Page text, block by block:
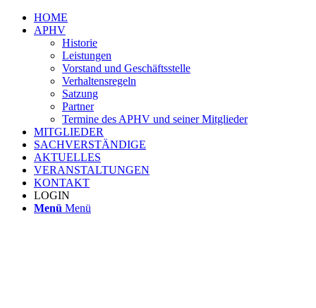
HOME
APHV
Historie
Leistungen
Vorstand und Geschäftsstelle
Verhaltensregeln
Satzung
Partner
Termine des APHV und seiner Mitglieder
MITGLIEDER
SACHVERSTÄNDIGE
AKTUELLES
VERANSTALTUNGEN
KONTAKT
LOGIN
Menü Menü